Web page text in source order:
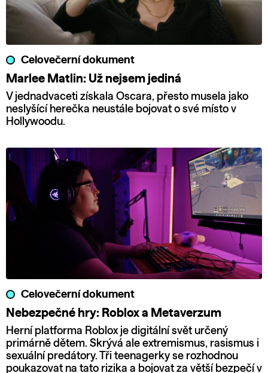
Celovečerní dokument
Marlee Matlin: Už nejsem jediná
V jednadvaceti získala Oscara, přesto musela jako
neslyšící herečka neustále bojovat o své místo v
Hollywoodu.
Celovečerní dokument
Nebezpečné hry: Roblox a Metaverzum
Herní platforma Roblox je digitální svět určený
primárně dětem. Skrývá ale extremismus, rasismus i
sexuální predátory. Tři teenagerky se rozhodnou
poukazovat na tato rizika a bojovat za větší bezpečí v